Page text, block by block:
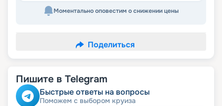
Моментально оповестим о снижении цены
Поделиться
Пишите в Telegram
Быстрые ответы на вопросы
Поможем с выбором круиза